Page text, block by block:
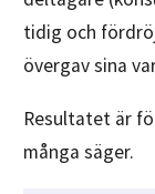
tidig och
övergav sina
Resultatet är
många säger.